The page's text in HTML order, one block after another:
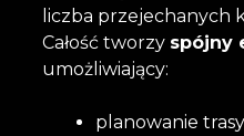
liczba przejechanych
Całość tworzy spójny
umożliwiający:
planowanie